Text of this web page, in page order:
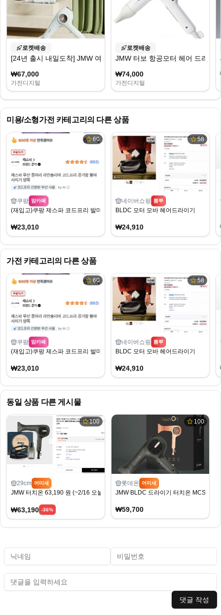
로켓배송
[24년 출시 내일도착] JMW 여행용 BLDC드라이기 맥스 이모션
₩67,000
가전디지털
로켓배송
JMW 터보 항공모터 헤어 드라이
₩74,000
가전디지털
미용/소형가전 카테고리의 다른 상품
60
쿠팡 맘카페
(재입고)쿠팡 제스파 코드프리 발마사지기 23010원
₩23,010
58
네이버쇼핑 뽐뿌
BLDC 모터 모바 헤어드라이기
₩24,910
가전 카테고리의 다른 상품
60
쿠팡 맘카페
(재입고)쿠팡 제스파 코드프리 발마사지기 23010원
₩23,010
58
네이버쇼핑 뽐뿌
BLDC 모터 모바 헤어드라이기
₩24,910
동일 상품 다른 게시물
100
29cm 어미새
JMW 터치온 63,190 원 (~2/16 오늘 저녁 7시까지)
₩63,190 -36%
100
롯데온 어미새
JMW BLDC 드라이기 터치온
₩59,700
댓글 작성